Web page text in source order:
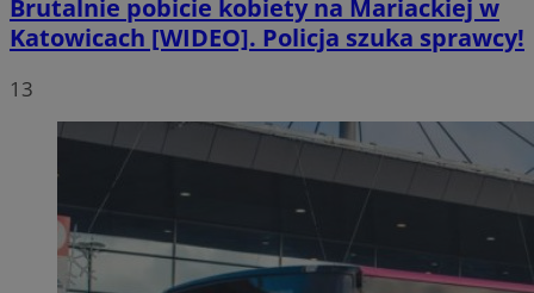
Brutalnie pobicie kobiety na Mariackiej w
Katowicach [WIDEO]. Policja szuka sprawcy!
13